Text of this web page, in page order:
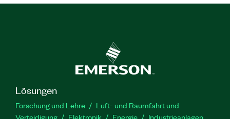
Lösungen
Forschung und Lehre
Luft- und Raumfahrt und
Verteidigung
Elektronik Energie
Industrieanlagen